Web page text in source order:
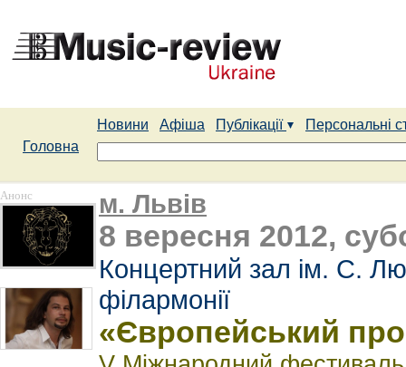
Новини Афіша Публікації
Персональні
Головна
Анонс м. Львів
8 вересня 2012,
Концертний зал ім. С.
філармонії
«Європейський